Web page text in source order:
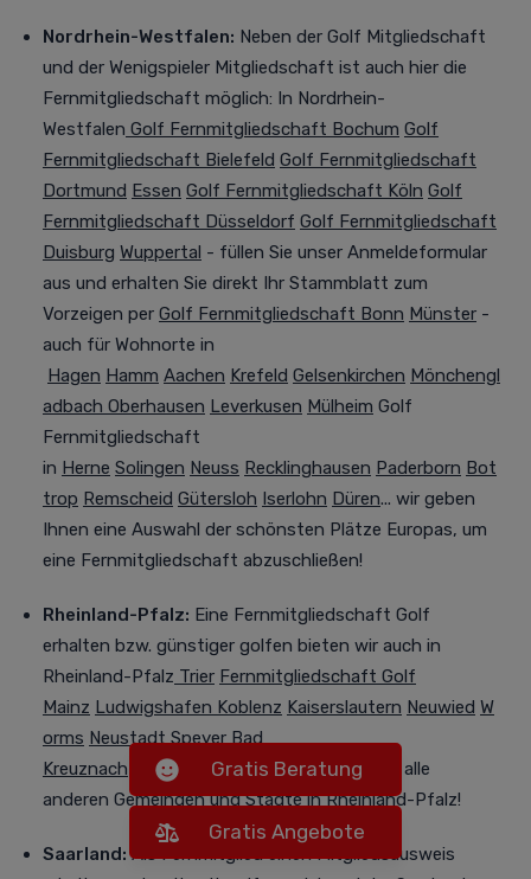
Nordrhein-Westfalen: Neben der Golf Mitgliedschaft
und der Wenigspieler Mitgliedschaft ist auch hier die
Fernmitgliedschaft möglich: In Nordrhein-
Westfalen Golf Fernmitgliedschaft Bochum Golf
Fernmitgliedschaft Bielefeld Golf Fernmitgliedschaft
Dortmund Essen Golf Fernmitgliedschaft Köln Golf
Fernmitgliedschaft Düsseldorf Golf Fernmitgliedschaft
Duisburg Wuppertal - füllen Sie unser Anmeldeformular
aus und erhalten Sie direkt Ihr Stammblatt zum
Vorzeigen per Golf Fernmitgliedschaft Bonn Münster -
auch für Wohnorte in
Hagen Hamm Aachen Krefeld Gelsenkirchen Mönchengl
adbach Oberhausen Leverkusen Mülheim Golf
Fernmitgliedschaft
in Herne Solingen Neuss Recklinghausen Paderborn Bot
trop Remscheid Gütersloh Iserlohn Düren... wir geben
Ihnen eine Auswahl der schönsten Plätze Europas, um
eine Fernmitgliedschaft abzuschließen!
Rheinland-Pfalz: Eine Fernmitgliedschaft Golf
erhalten bzw. günstiger golfen bieten wir auch in
Rheinland-Pfalz Trier Fernmitgliedschaft Golf
Mainz Ludwigshafen Koblenz Kaiserslautern Neuwied W
orms Neustadt Speyer Bad
Kreuznach
Frankenthal Pirmasens... und für alle
anderen Gemeinden und Städte in Rheinland-Pfalz!
Saarland: Als Fernmitglied einen Mitgliedsausweis
Gratis Beratung
Gratis Angebote